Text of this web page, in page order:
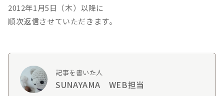
2012年1月5日（木）以降に
順次返信させていただきます。
記事を書いた人
SUNAYAMA WEB担当